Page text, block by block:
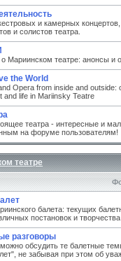
и камерных
и солистов театра.
Мариинском театре: анонсы и
the World
Opera from inside and
and life in Mariinsky Teatre
театра - интересные и
на форуме пользователям!
театре
балета: текущих
постановок и творчества
разговоры
обсудить те балетные
не забывая при этом об